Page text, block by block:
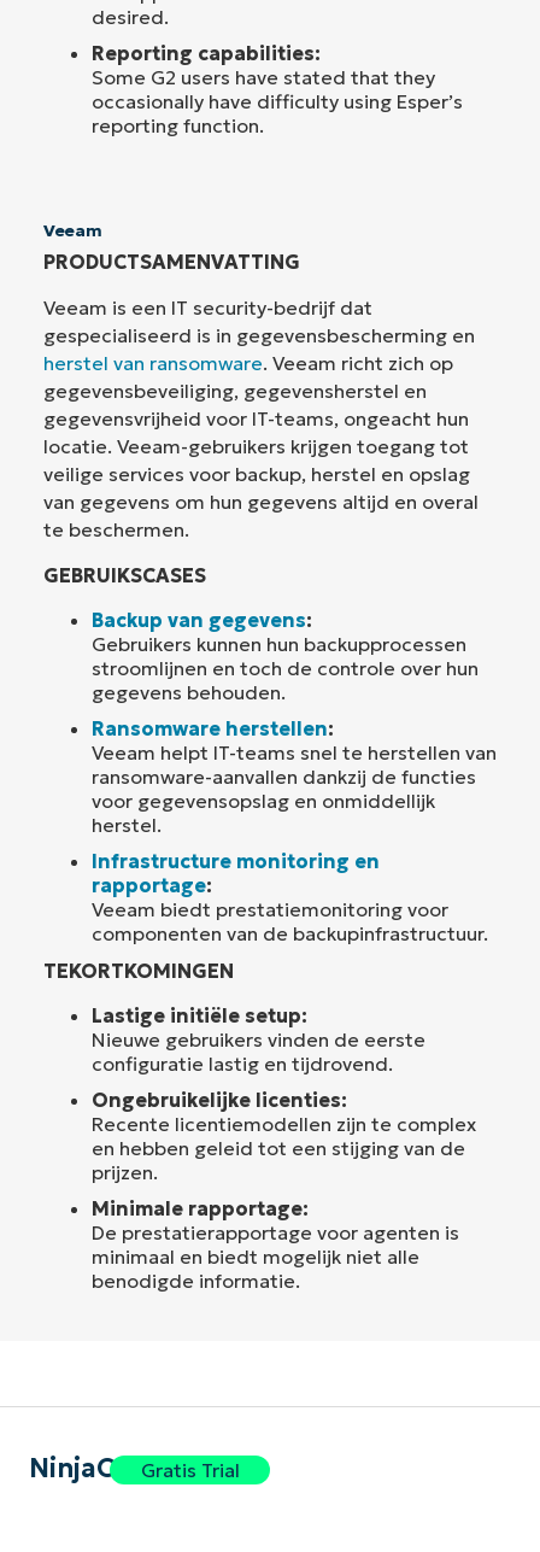
desired.
Reporting capabilities:
Some G2 users have stated that they
occasionally have difficulty using Esper’s
reporting function.
Veeam
PRODUCTSAMENVATTING
Veeam is een IT security-bedrijf dat
gespecialiseerd is in gegevensbescherming en
herstel van ransomware. Veeam richt zich op
gegevensbeveiliging, gegevensherstel en
gegevensvrijheid voor IT-teams, ongeacht hun
locatie. Veeam-gebruikers krijgen toegang tot
veilige services voor backup, herstel en opslag
van gegevens om hun gegevens altijd en overal
te beschermen.
GEBRUIKSCASES
Backup van gegevens:
Gebruikers kunnen hun backupprocessen
stroomlijnen en toch de controle over hun
gegevens behouden.
Ransomware herstellen:
Veeam helpt IT-teams snel te herstellen van
ransomware-aanvallen dankzij de functies
voor gegevensopslag en onmiddellijk
herstel.
Infrastructure monitoring en
rapportage:
Veeam biedt prestatiemonitoring voor
componenten van de backupinfrastructuur.
TEKORTKOMINGEN
Lastige initiële setup:
Nieuwe gebruikers vinden de eerste
configuratie lastig en tijdrovend.
Ongebruikelijke licenties:
Recente licentiemodellen zijn te complex
en hebben geleid tot een stijging van de
prijzen.
Minimale rapportage:
De prestatierapportage voor agenten is
minimaal en biedt mogelijk niet alle
benodigde informatie.
NinjaOneGratis Trial